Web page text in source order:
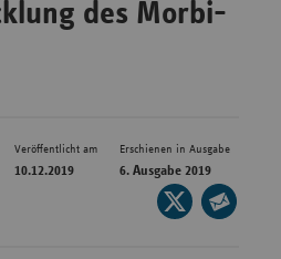
Hessen
des Morbi-
Veröffentlicht am
10.12.2019
Erschienen in Ausgabe
6. Ausgabe 2019
Seite
auf